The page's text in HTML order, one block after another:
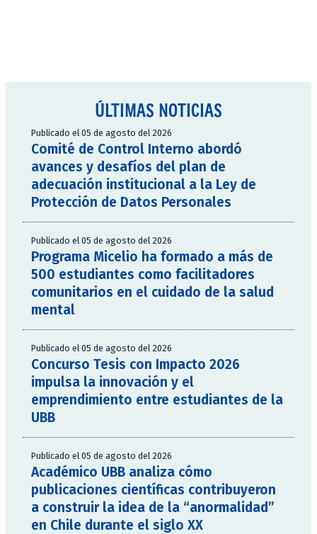
ÚLTIMAS NOTICIAS
Publicado el 05 de agosto del 2026
Comité de Control Interno abordó
avances y desafíos del plan de
adecuación institucional a la Ley de
Protección de Datos Personales
Publicado el 05 de agosto del 2026
Programa Micelio ha formado a más de
500 estudiantes como facilitadores
comunitarios en el cuidado de la salud
mental
Publicado el 05 de agosto del 2026
Concurso Tesis con Impacto 2026
impulsa la innovación y el
emprendimiento entre estudiantes de la
UBB
Publicado el 05 de agosto del 2026
Académico UBB analiza cómo
publicaciones científicas contribuyeron
a construir la idea de la “anormalidad”
en Chile durante el siglo XX